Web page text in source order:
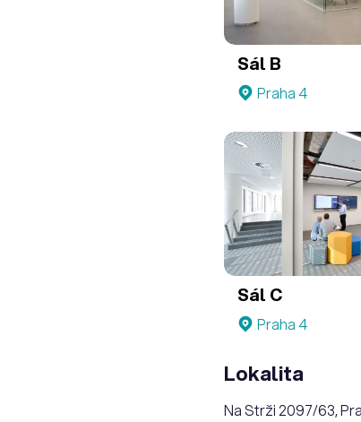
Sál B
Praha 4
Sál C
Praha 4
Lokalita
Na Strži 2097/63,